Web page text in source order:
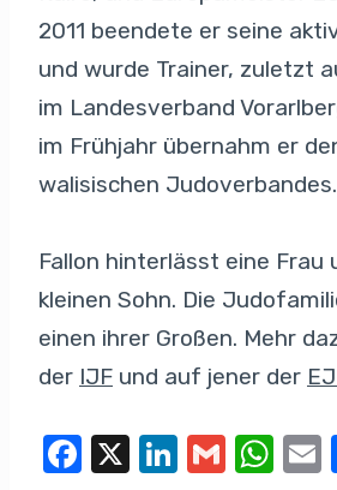
2011 beendete er seine
und wurde Trainer, zuletzt
im Landesverband
im Frühjahr übernahm er
walisischen Judoverbandes.
Fallon hinterlässt eine Frau
kleinen Sohn. Die
einen ihrer Großen. Mehr
der IJF und auf jener der
F
X
Li
G
W